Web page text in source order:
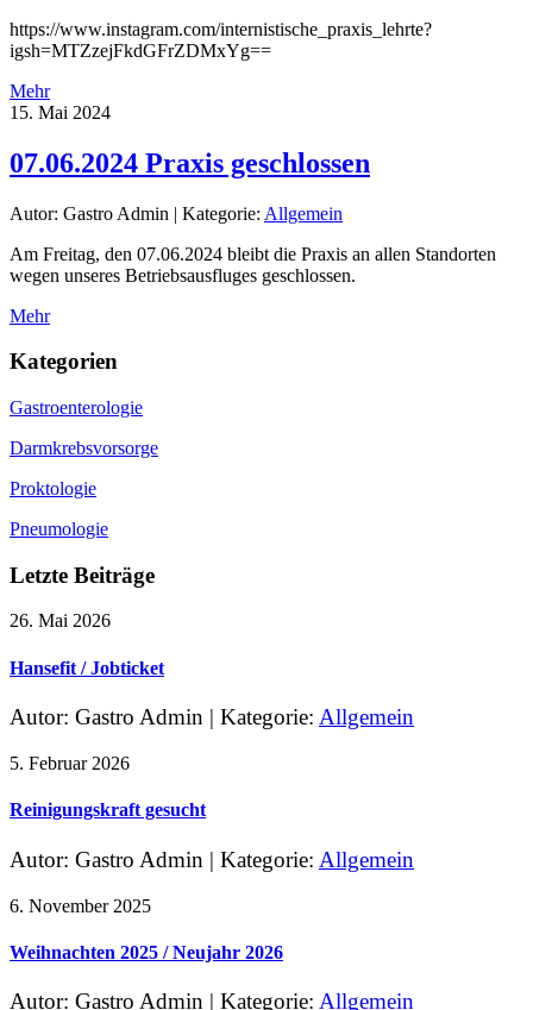
https://www.instagram.com/internistische_praxis_lehrte?
igsh=MTZzejFkdGFrZDMxYg==
Mehr
15. Mai 2024
07.06.2024 Praxis geschlossen
Autor: Gastro Admin | Kategorie: Allgemein
Am Freitag, den 07.06.2024 bleibt die Praxis an allen Standorten
wegen unseres Betriebsausfluges geschlossen.
Mehr
Kategorien
Gastroenterologie
Darmkrebsvorsorge
Proktologie
Pneumologie
Letzte Beiträge
26. Mai 2026
Hansefit / Jobticket
Autor: Gastro Admin | Kategorie: Allgemein
5. Februar 2026
Reinigungskraft gesucht
Autor: Gastro Admin | Kategorie: Allgemein
6. November 2025
Weihnachten 2025 / Neujahr 2026
Autor: Gastro Admin | Kategorie: Allgemein